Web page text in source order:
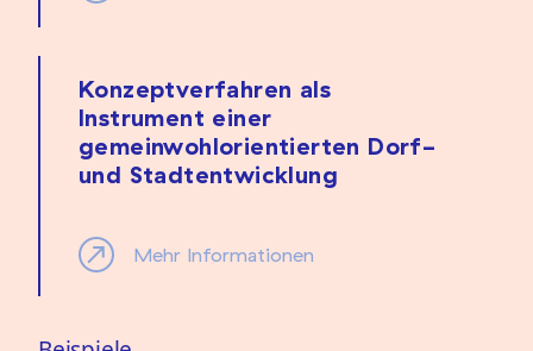
Konzeptverfahren als
Instrument einer
gemeinwohlorientierten Dorf-
und Stadtentwicklung
Mehr Informationen